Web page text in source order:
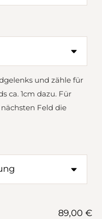
und zähle für
ca. 1cm dazu. Für
Feld die
89,00 €